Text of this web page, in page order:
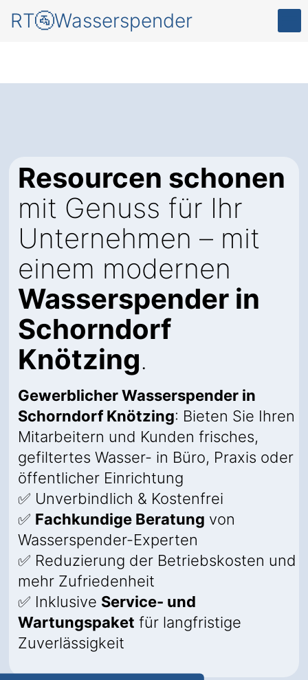
RT🚰Wasserspender
Resourcen schonen
mit Genuss für Ihr
Unternehmen – mit
einem modernen
Wasserspender in
Schorndorf
Knötzing.
Gewerblicher Wasserspender in
Schorndorf Knötzing: Bieten Sie Ihren
Mitarbeitern und Kunden frisches,
gefiltertes Wasser- in Büro, Praxis oder
öffentlicher Einrichtung
✅ Unverbindlich & Kostenfrei
✅ Fachkundige Beratung von
Wasserspender-Experten
✅ Reduzierung der Betriebskosten und
mehr Zufriedenheit
✅ Inklusive Service- und
Wartungspaket für langfristige
Zuverlässigkeit